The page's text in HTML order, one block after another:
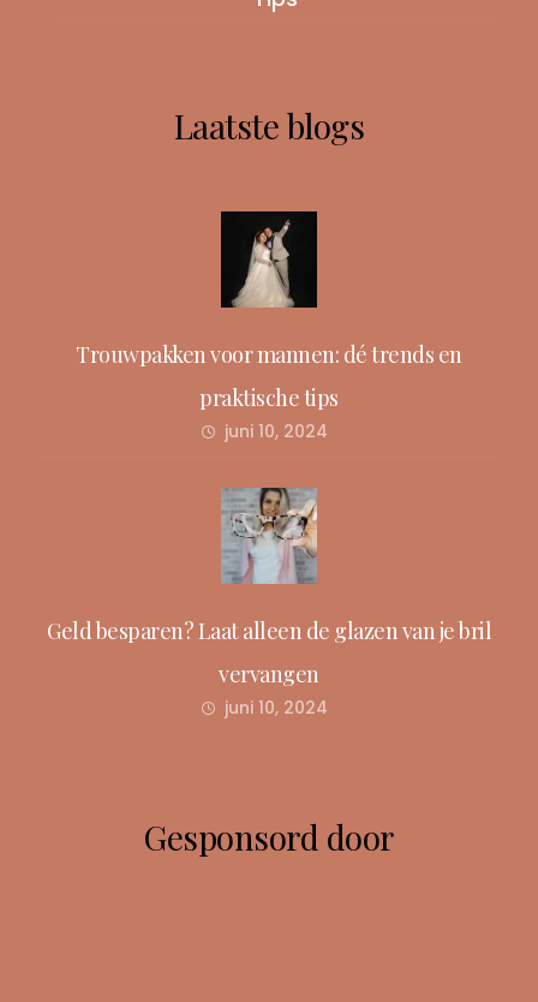
Laatste blogs
Trouwpakken voor mannen: dé trends en
praktische tips
juni 10, 2024
Geld besparen? Laat alleen de glazen van je bril
vervangen
juni 10, 2024
Gesponsord door